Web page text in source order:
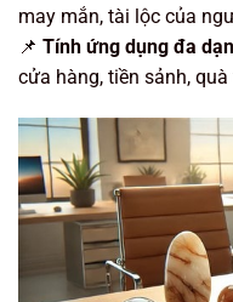
may mắn, tài lộc của
📌 Tính ứng dụng đa
cửa hàng, tiền sảnh,